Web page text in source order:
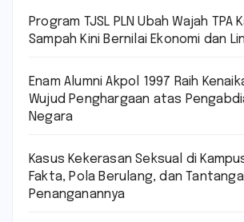
Program TJSL PLN Ubah Wajah TPA
Sampah Kini Bernilai Ekonomi dan
Enam Alumni Akpol 1997 Raih
Wujud Penghargaan atas
Negara
Kasus Kekerasan Seksual di
Fakta, Pola Berulang, dan
Penanganannya